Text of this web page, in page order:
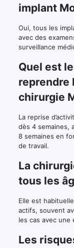
implant
Oui, tous les
avec des
surveillance
Quel est
reprendre
chirurgie
La reprise
dès 4 semaines,
8 semaines en
de travail.
La
tous les
Elle est
actifs, souvent
les cas avec
Les